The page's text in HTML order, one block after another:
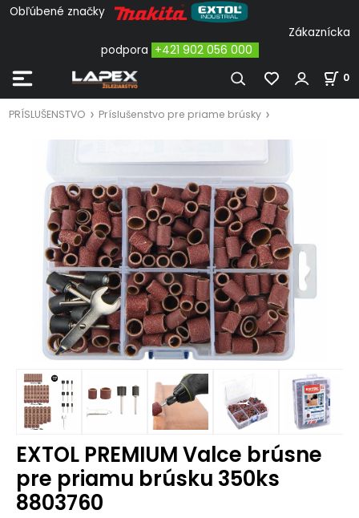
Obľúbené značky
Zákaznícka
podpora +421 902 056 000
0
PRÍSLUŠENSTVO Príslušenstvo pre priame brúsky
EXTOL PREMIUM Valce brúsne
pre priamu brúsku 350ks
8803760